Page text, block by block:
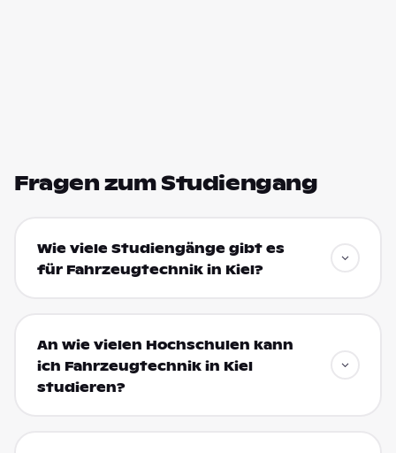
Fragen zum Studiengang
Wie viele Studiengänge gibt es
für Fahrzeugtechnik in Kiel?
An wie vielen Hochschulen kann
ich Fahrzeugtechnik in Kiel
studieren?